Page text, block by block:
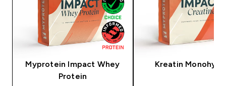
Myprotein Impact Whey
Protein
Kreatin